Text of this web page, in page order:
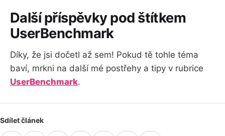
Další příspěvky pod štítkem
UserBenchmark
Díky, že jsi dočetl až sem! Pokud tě tohle téma
baví, mrkni na další mé postřehy a tipy v rubrice
UserBenchmark.
Sdílet článek